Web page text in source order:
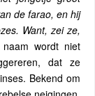
de farao, en hij
Want, zei ze,
wordt niet
dat ze
Bekend om